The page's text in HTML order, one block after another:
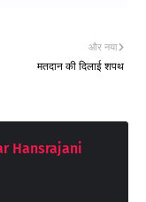
और नया
मतदान की दिलाई शपथ
Hansrajani